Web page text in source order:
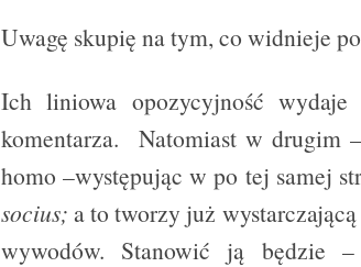
Uwagę skupię na tym, co widnieje
Ich liniowa opozycyjność
komentarza. Natomiast w drugim
homo –występując w po tej samej
socius; a to tworzy już
wywodów. Stanowić ją będzie